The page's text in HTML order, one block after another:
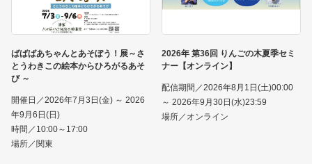
ばばばあちゃんとあそぼう！展～さ
とうわきこの絵本からひろがるあそ
び ～
開催日／2026年7月3日(金) ～ 2026
年9月6日(日)
時間／10:00～17:00
場所／関東
2026年 第36回 りんごの木夏季セミ
ナー【オンライン】
配信期間／2026年8月1日(土)00:00
～ 2026年9月30日(水)23:59
場所／オンライン